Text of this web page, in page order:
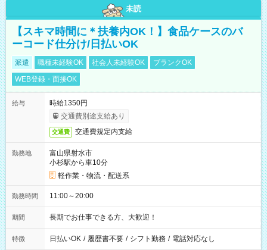
未読
【スキマ時間に＊扶養内OK！】食品ケースのバ
ーコード仕分け/日払いOK
派遣 職種未経験OK 社会人未経験OK
ブランクOK
WEB登録・面接OK
給与
時給1350円
交通費別途支給あり
交通費 交通費規定内支給
勤務地
富山県射水市
小杉駅から車10分
軽作業・物流・配送系
勤務時間 11:00～20:00
期間 長期でお仕事できる方、大歓迎！
特徴 日払いOK / 履歴書不要 / シフト勤務 / 電話対応なし